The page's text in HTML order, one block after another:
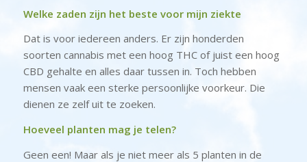
Welke zaden zijn het beste voor mijn ziekte
Dat is voor iedereen anders. Er zijn honderden
soorten cannabis met een hoog THC of juist een hoog
CBD gehalte en alles daar tussen in. Toch hebben
mensen vaak een sterke persoonlijke voorkeur. Die
dienen ze zelf uit te zoeken.
Hoeveel planten mag je telen?
Geen een! Maar als je niet meer als 5 planten in de